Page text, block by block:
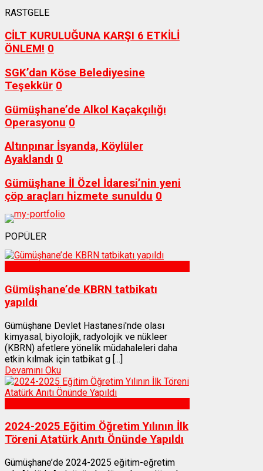
RASTGELE
CİLT KURULUĞUNA KARŞI 6 ETKİLİ
ÖNLEM! 0
SGK’dan Köse Belediyesine
Teşekkür 0
Gümüşhane’de Alkol Kaçakçılığı
Operasyonu 0
Altınpınar İsyanda, Köylüler
Ayaklandı 0
Gümüşhane İl Özel İdaresi’nin yeni
çöp araçları hizmete sunuldu 0
POPÜLER
Gümüşhane’de KBRN tatbikatı
yapıldı
Gümüşhane Devlet Hastanesi'nde olası
kimyasal, biyolojik, radyolojik ve nükleer
(KBRN) afetlere yönelik müdahaleleri daha
etkin kılmak için tatbikat g [...]
Devamını Oku
2024-2025 Eğitim Öğretim Yılının İlk
Töreni Atatürk Anıtı Önünde Yapıldı
Gümüşhane’de 2024-2025 eğitim-eğretim